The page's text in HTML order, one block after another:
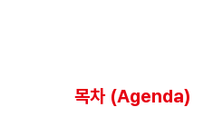
Search목차 (Agenda)